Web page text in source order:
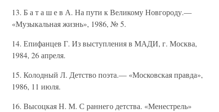
13. Б а т а ш е в А. На пути к Великому Новгороду.—
«Музыкальная жизнь», 1986, № 5.
14. Епифанцев Г. Из выступления в МАДИ, г. Москва,
1984, 26 апреля.
15. Колодный Л. Детство поэта.— «Московская правда»,
1986, 11 июля.
16. Высоцкая Н. М. С раннего детства. «Менестрель»